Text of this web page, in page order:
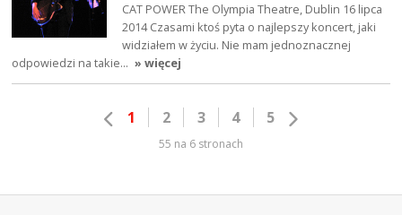
CAT POWER The Olympia Theatre, Dublin 16 lipca
2014 Czasami ktoś pyta o najlepszy koncert, jaki
widziałem w życiu. Nie mam jednoznacznej
odpowiedzi na takie… » więcej
1 2 3 4 5
55 na 6 stronach